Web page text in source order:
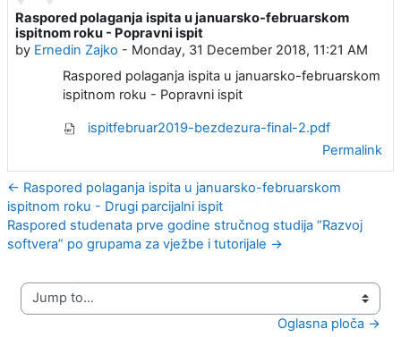
Raspored polaganja ispita u januarsko-februarskom
ispitnom roku - Popravni ispit
by Ernedin Zajko - Monday, 31 December 2018, 11:21 AM
Number of replies: 0
Raspored polaganja ispita u januarsko-februarskom
ispitnom roku - Popravni ispit
ispitfebruar2019-bezdezura-final-2.pdf
Permalink
← Raspored polaganja ispita u januarsko-februarskom
ispitnom roku - Drugi parcijalni ispit
Raspored studenata prve godine stručnog studija “Razvoj
softvera” po grupama za vježbe i tutorijale →
Jump to...
Oglasna ploča →